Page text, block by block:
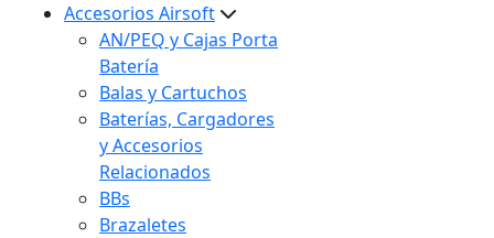
Accesorios Airsoft
AN/PEQ y Cajas Porta
Batería
Balas y Cartuchos
Baterías, Cargadores
y Accesorios
Relacionados
BBs
Brazaletes